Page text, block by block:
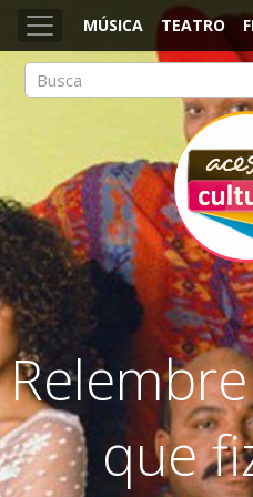
MÚSICA TEATRO
ACESSO CULTURAL
Arte, Cultura Pop e Entretenimento
que